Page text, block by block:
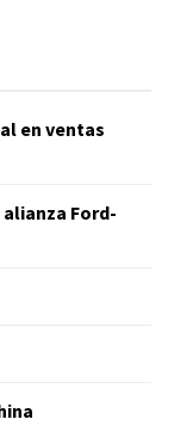
en ventas
Ford-